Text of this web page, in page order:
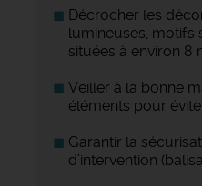
Décrocher les
lumineuses, motifs
situées à environ 8
Veiller à la bonne
éléments pour
Garantir la
d’intervention